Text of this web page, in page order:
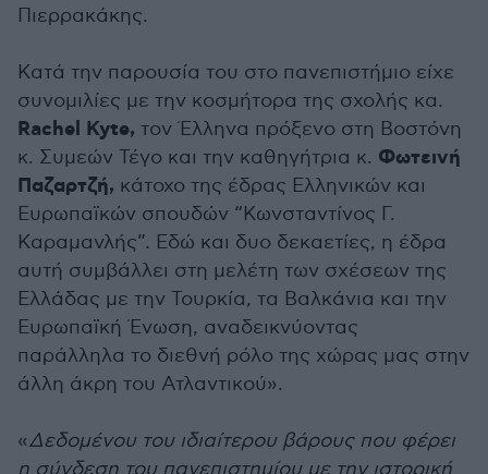
Πιερρακάκης.
Κατά την παρουσία του στο πανεπιστήμιο είχε
συνομιλίες με την κοσμήτορα της σχολής κα.
Rachel Kyte, τον Έλληνα πρόξενο στη Βοστόνη
κ. Συμεών Τέγο και την καθηγήτρια κ. Φωτεινή
Παζαρτζή, κάτοχο της έδρας Ελληνικών και
Ευρωπαϊκών σπουδών “Κωνσταντίνος Γ.
Καραμανλής”. Εδώ και δυο δεκαετίες, η έδρα
αυτή συμβάλλει στη μελέτη των σχέσεων της
Ελλάδας με την Τουρκία, τα Βαλκάνια και την
Ευρωπαϊκή Ένωση, αναδεικνύοντας
παράλληλα το διεθνή ρόλο της χώρας μας στην
άλλη άκρη του Ατλαντικού».
«Δεδομένου του ιδιαίτερου βάρους που φέρει
η σύνδεση του πανεπιστημίου με την ιστορική